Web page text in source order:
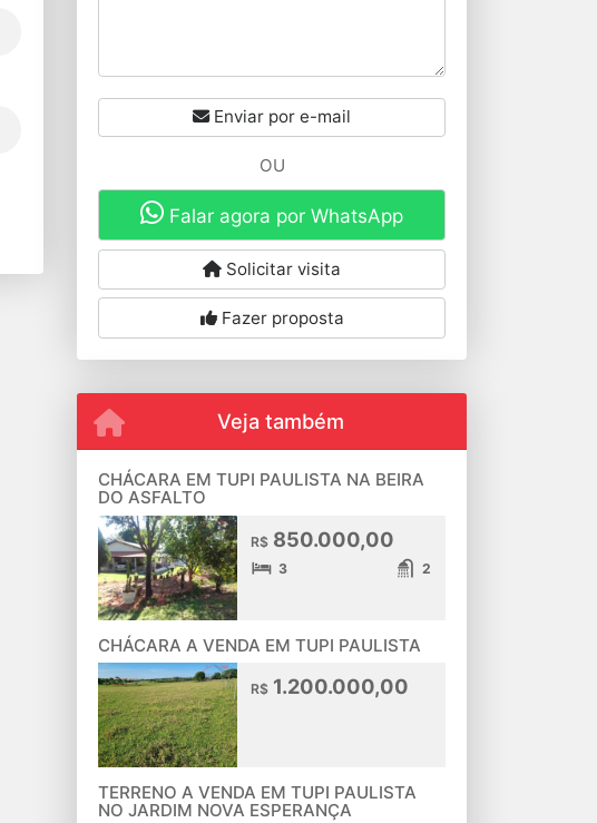
Enviar por e-mail
OU
Falar agora por WhatsApp
Solicitar visita
Fazer proposta
Veja também
CHÁCARA EM TUPI PAULISTA NA BEIRA
DO ASFALTO
R$850.000,00
3 2
CHÁCARA A VENDA EM TUPI PAULISTA
R$1.200.000,00
TERRENO A VENDA EM TUPI PAULISTA
NO JARDIM NOVA ESPERANÇA